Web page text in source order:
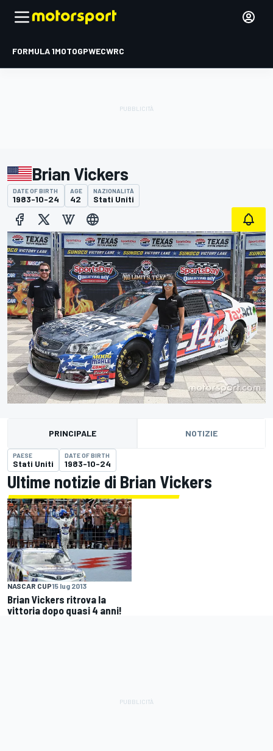
FORMULA 1MOTOGPWECWRC
Brian Vickers
DATE OF BIRTH
1983-10-24
AGE
42
NAZIONALITÀ
Stati Uniti
PRINCIPALE NOTIZIE
PAESE
Stati Uniti
DATE OF BIRTH
1983-10-24
Ultime notizie di Brian Vickers
NASCAR CUP15 lug 2013
Brian Vickers ritrova la
vittoria dopo quasi 4 anni!